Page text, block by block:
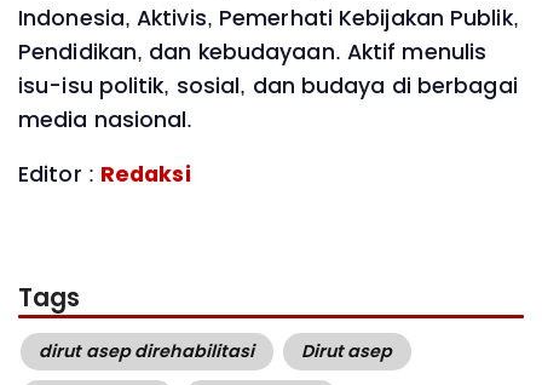
Indonesia, Aktivis, Pemerhati Kebijakan Publik,
Pendidikan, dan kebudayaan. Aktif menulis
isu-isu politik, sosial, dan budaya di berbagai
media nasional.
Editor : Redaksi
Tags
dirut asep direhabilitasi
Dirut asep